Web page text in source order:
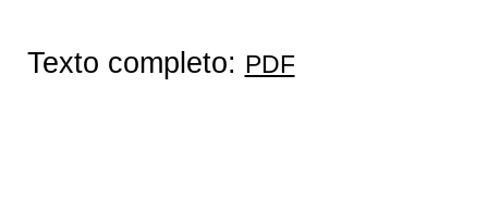
Texto completo: PDF